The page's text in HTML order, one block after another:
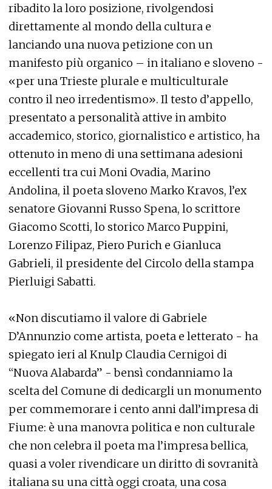
ribadito la loro posizione, rivolgendosi
direttamente al mondo della cultura e
lanciando una nuova petizione con un
manifesto più organico – in italiano e sloveno -
«per una Trieste plurale e multiculturale
contro il neo irredentismo». Il testo d’appello,
presentato a personalità attive in ambito
accademico, storico, giornalistico e artistico, ha
ottenuto in meno di una settimana adesioni
eccellenti tra cui Moni Ovadia, Marino
Andolina, il poeta sloveno Marko Kravos, l’ex
senatore Giovanni Russo Spena, lo scrittore
Giacomo Scotti, lo storico Marco Puppini,
Lorenzo Filipaz, Piero Purich e Gianluca
Gabrieli, il presidente del Circolo della stampa
Pierluigi Sabatti.
«Non discutiamo il valore di Gabriele
D’Annunzio come artista, poeta e letterato - ha
spiegato ieri al Knulp Claudia Cernigoi di
“Nuova Alabarda” - bensì condanniamo la
scelta del Comune di dedicargli un monumento
per commemorare i cento anni dall’impresa di
Fiume: è una manovra politica e non culturale
che non celebra il poeta ma l’impresa bellica,
quasi a voler rivendicare un diritto di sovranità
italiana su una città oggi croata, una cosa